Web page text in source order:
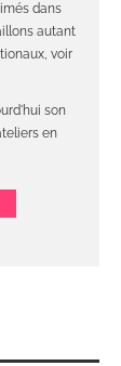
dans
autant
voir
son
en